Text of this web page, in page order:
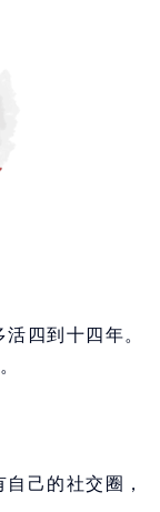
四到十四年。
己的社交圈，